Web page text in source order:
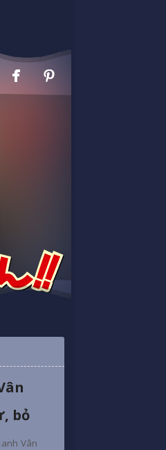
bỏ
Vân